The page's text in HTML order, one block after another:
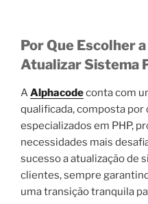
Por Que Escolher
Atualizar Sistema
AAlphacodeconta com
qualificada, composta por
especializados em PHP,
necessidades mais
sucesso a atualização de
clientes, sempre
uma transição tranquila